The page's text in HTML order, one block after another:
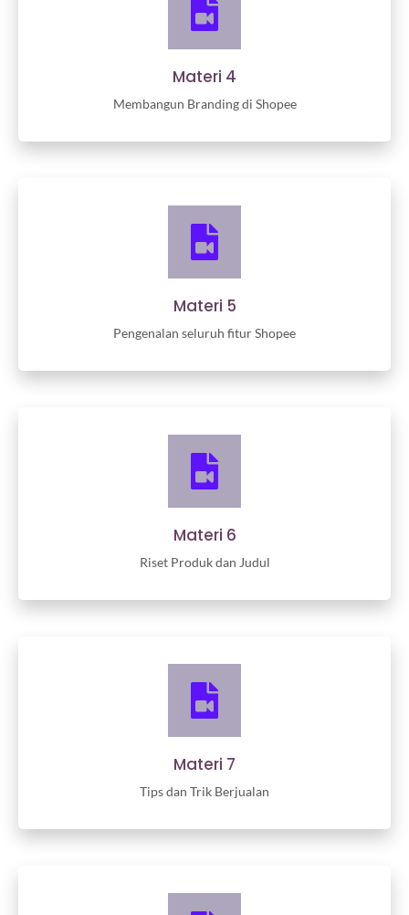
Materi 4
Membangun Branding di Shopee
Materi 5
Pengenalan seluruh fitur Shopee
Materi 6
Riset Produk dan Judul
Materi 7
Tips dan Trik Berjualan